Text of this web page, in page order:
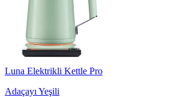
Luna Elektrikli Kettle Pro
Adaçayı Yeşili